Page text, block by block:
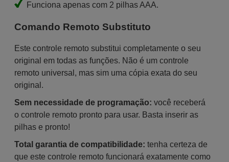
Funciona apenas com 2 pilhas AAA.
Comando Remoto Substituto
Este controle remoto substitui completamente o seu
original em todas as funções. Não é um controle
remoto universal, mas sim uma cópia exata do seu
original.
Sem necessidade de programação: você receberá
o controle remoto pronto para usar. Basta inserir as
pilhas e pronto!
Total garantia de compatibilidade: tenha certeza de
que este controle remoto funcionará exatamente como